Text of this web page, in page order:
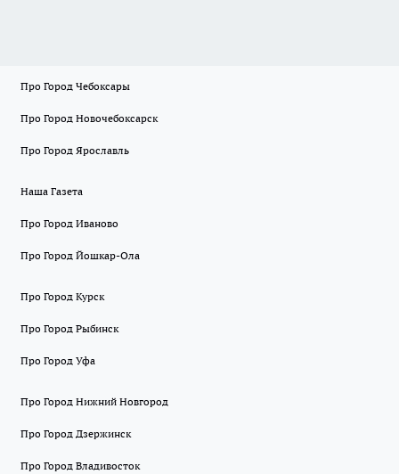
Про Город Чебоксары
Про Город Новочебоксарск
Про Город Ярославль
Наша Газета
Про Город Иваново
Про Город Йошкар-Ола
Про Город Курск
Про Город Рыбинск
Про Город Уфа
Про Город Нижний Новгород
Про Город Дзержинск
Про Город Владивосток